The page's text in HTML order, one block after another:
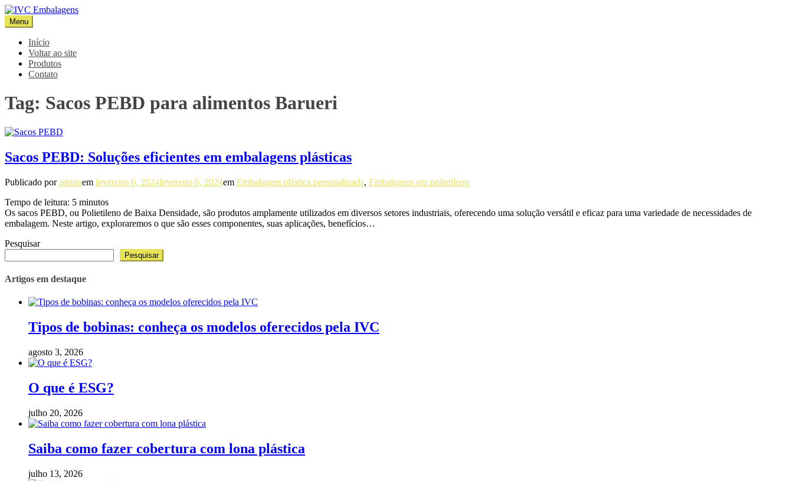
Pular
para
o
conteúdo
IVC Embalagens
Blog IVC
Menu
Início
Voltar ao site
Produtos
Contato
Tag: Sacos PEBD para alimentos Barueri
Sacos PEBD: Soluções eficientes em embalagens plásticas
Publicado poradminem fevereiro 6, 2024fevereiro 6, 2024em Embalagem plástica personalizada, Embalagens em polietileno
Tempo de leitura: 5 minutos
Os sacos PEBD, ou Polietileno de Baixa Densidade, são produtos amplamente utilizados em diversos setores industriais, oferecendo uma solução versátil e eficaz para uma variedade de necessidades de
embalagem. Neste artigo, exploraremos o que são esses componentes, suas aplicações, benefícios…
Pesquisar
Pesquisar
Artigos em destaque
Tipos de bobinas: conheça os modelos oferecidos pela IVC
agosto 3, 2026
O que é ESG?
julho 20, 2026
Saiba como fazer cobertura com lona plástica
julho 13, 2026